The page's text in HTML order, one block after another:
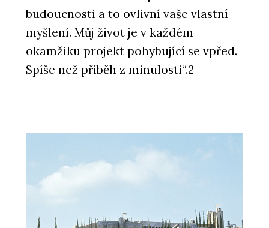
budoucnosti a to ovlivní vaše vlastní
myšlení. Můj život je v každém
okamžiku projekt pohybující se vpřed.
Spíše než příběh z minulosti“.2